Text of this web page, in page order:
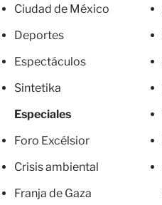
Ciudad de México
Deportes
Espectáculos
Sintetika
Especiales
Foro Excélsior
Crisis ambiental
Franja de Gaza